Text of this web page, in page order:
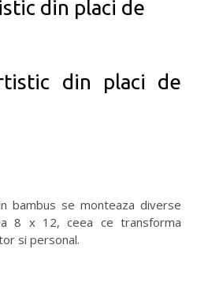
din placi de
din placi de
se monteaza diverse
8 x 12, ceea ce transforma
si personal.